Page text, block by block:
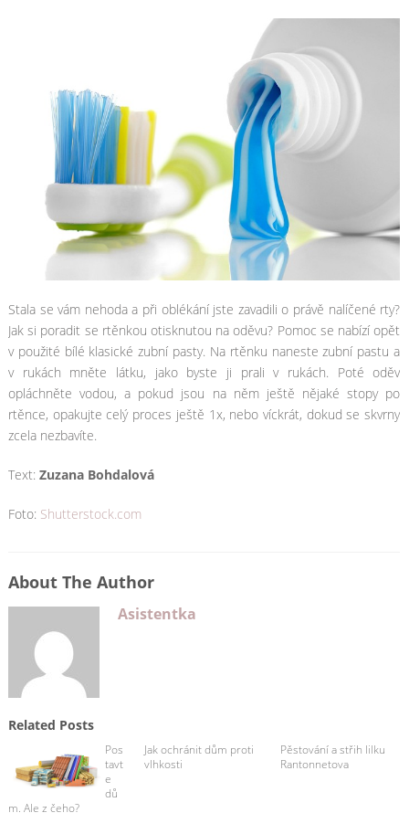
Stala se vám nehoda a při oblékání jste zavadili o právě nalíčené rty?
Jak si poradit se rtěnkou otisknutou na oděvu? Pomoc se nabízí opět
v použité bílé klasické zubní pasty. Na rtěnku naneste zubní pastu a
v rukách mněte látku, jako byste ji prali v rukách. Poté oděv
opláchněte vodou, a pokud jsou na něm ještě nějaké stopy po
rtěnce, opakujte celý proces ještě 1x, nebo víckrát, dokud se skvrny
zcela nezbavíte.
Text: Zuzana Bohdalová
Foto: Shutterstock.com
About The Author
Asistentka
Related Posts
Pos
tavt
e
dů
m. Ale z čeho?
Jak ochránit dům proti
vlhkosti
Pěstování a střih lilku
Rantonnetova